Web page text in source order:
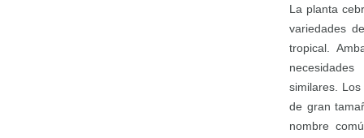
La planta
variedades
tropical.
similares.
de gran
nombre